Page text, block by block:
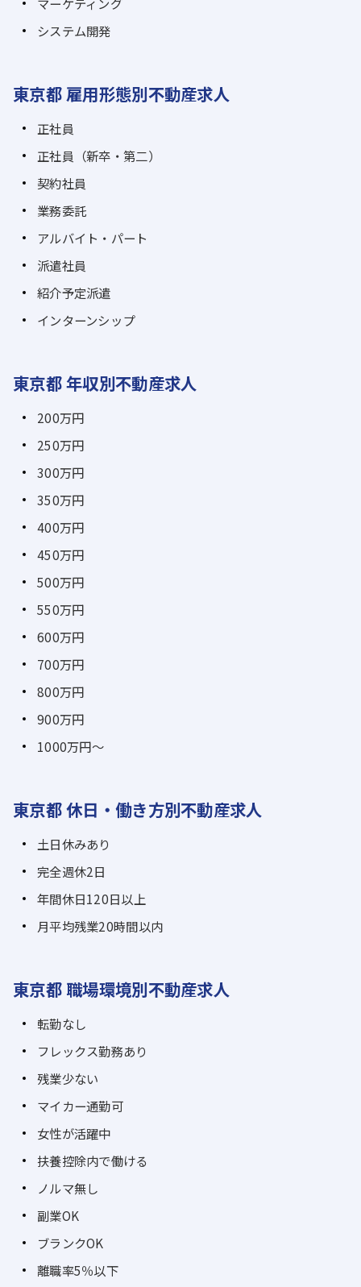
システム開発
東京都 雇用形態別不動産求人
正社員
正社員（新卒・第二）
契約社員
業務委託
アルバイト・パート
派遣社員
紹介予定派遣
インターンシップ
東京都 年収別不動産求人
200万円
250万円
300万円
350万円
400万円
450万円
500万円
550万円
600万円
700万円
800万円
900万円
1000万円～
東京都 休日・働き方別不動産求人
土日休みあり
完全週休2日
年間休日120日以上
月平均残業20時間以内
東京都 職場環境別不動産求人
転勤なし
フレックス勤務あり
残業少ない
マイカー通勤可
女性が活躍中
扶養控除内で働ける
ノルマ無し
副業OK
ブランクOK
離職率5％以下